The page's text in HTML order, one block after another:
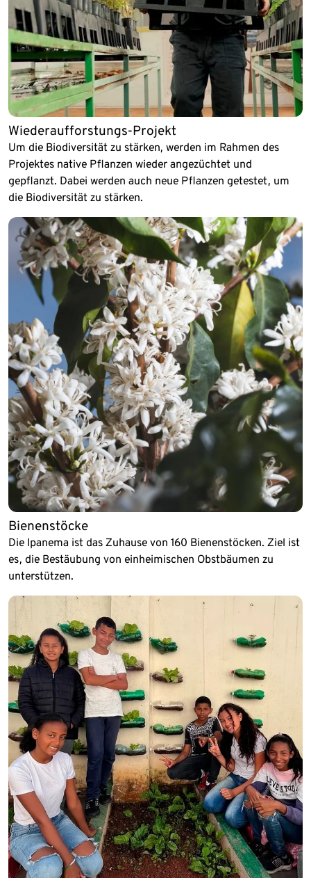
Wiederaufforstungs-Projekt
Um die Biodiversität zu stärken, werden im Rahmen des
Projektes native Pflanzen wieder angezüchtet und
gepflanzt. Dabei werden auch neue Pflanzen getestet, um
die Biodiversität zu stärken.
Bienenstöcke
Die Ipanema ist das Zuhause von 160 Bienenstöcken. Ziel ist
es, die Bestäubung von einheimischen Obstbäumen zu
unterstützen.